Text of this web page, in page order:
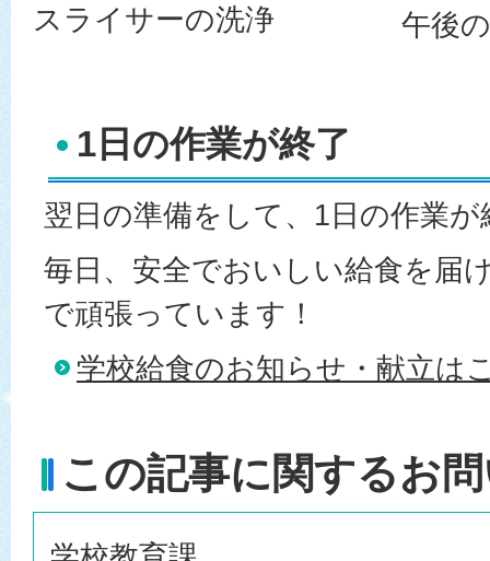
スライサーの洗浄 午後
1日の作業が終了
翌日の準備をして、1日の作業が
毎日、安全でおいしい給食を届
で頑張っています！
学校給食のお知らせ・献立は
この記事に関するお